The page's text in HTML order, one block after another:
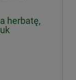
herbatę,